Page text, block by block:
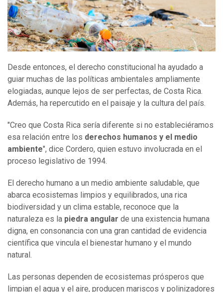
Desde entonces, el derecho constitucional ha ayudado a
guiar muchas de las políticas ambientales ampliamente
elogiadas, aunque lejos de ser perfectas, de Costa Rica.
Además, ha repercutido en el paisaje y la cultura del país.
"Creo que Costa Rica sería diferente si no estableciéramos
esa relación entre los derechos humanos y el medio
ambiente", dice Cordero, quien estuvo involucrada en el
proceso legislativo de 1994.
El derecho humano a un medio ambiente saludable, que
abarca ecosistemas limpios y equilibrados, una rica
biodiversidad y un clima estable, reconoce que la
naturaleza es la piedra angular de una existencia humana
digna, en consonancia con una gran cantidad de evidencia
científica que vincula el bienestar humano y el mundo
natural.
Las personas dependen de ecosistemas prósperos que
limpian el agua y el aire, producen mariscos y polinizadores